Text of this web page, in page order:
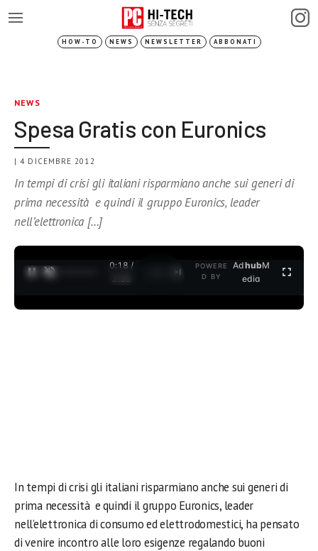
HOW-TO NEWS NEWSLETTER ABBONATI
NEWS
Spesa Gratis con Euronics
| 4 DICEMBRE 2012
In tempi di crisi gli italiani risparmiano anche sui generi di
prima necessità e quindi il gruppo Euronics, leader
nell’elettronica […]
0:18 /
3:35
POWERE
D BY
AdhubM
edia
In tempi di crisi gli italiani risparmiano anche sui generi di
prima necessità e quindi il gruppo Euronics, leader
nell’elettronica di consumo ed elettrodomestici, ha pensato
di venire incontro alle loro esigenze regalando buoni